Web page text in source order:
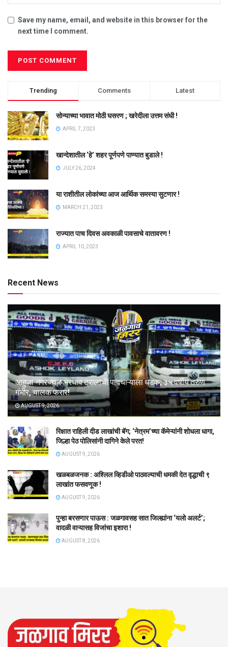
Save my name, email, and website in this browser for the
next time I comment.
Trending Comments Latest
सोन्याच्या भावात मोठी घसरण ; खरेदीला उत्तम संधी !
APRIL 7, 2023
खान्देशातील ‘हे’ शहर पूर्णपणे पाण्यात बुडाले !
JULY 26, 2024
या राशीतील लोकांच्या आज आर्थिक समस्या सुटणार !
MARCH 21, 2023
राज्यात पाच दिवस अवकाळी पावसाचे वातावरण !
APRIL 10, 2023
Recent News
आहुजा नगरजवळ भरधाव ट्रालाची पादचाऱ्याला धडक; ३५ वर्षीय तरुण
गंभीर, चालक फरार!
AUGUST 9, 2026
रिक्षात राहिली दीड लाखांची बॅग; ‘नेत्रम’च्या कॅमेऱ्यांनी शोधला धागा,
जिल्हा पेठ पोलिसांनी दागिने केले परत!
AUGUST 9, 2026
खळबळजनक : अश्लिल व्हिडीओ पाठवल्याची धमकी देत वृद्धाची ९
लाखांत फसवणूक !
AUGUST 9, 2026
पुन्हा बरसणार पाऊस : जळगावसह सात जिल्ह्यांना ‘यलो अलर्ट’;
वादळी वाऱ्यासह विजांचा इशारा !
AUGUST 8, 2026